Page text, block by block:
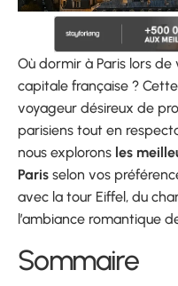
Où dormir à Paris lors
capitale française ?
voyageur désireux de
parisiens tout en
nous explorons les
Paris selon vos
avec la tour Eiffel, du
l’ambiance romantique
Sommaire